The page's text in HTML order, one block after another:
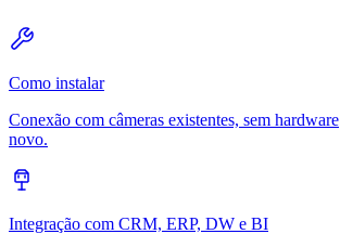
Como instalar
Conexão com câmeras existentes, sem hardware
novo.
Integração com CRM, ERP, DW e BI